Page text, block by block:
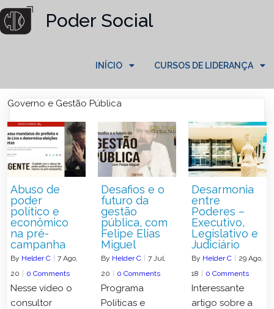
Poder Social
INÍCIO CURSOS DE LIDERANÇA
Governo e Gestão Pública
Abuso de
poder
político e
econômico
na pré-
campanha
By Helder C | 7 Ago,
20 | 0 Comments
Nesse vídeo o
consultor
Desafios e o
futuro da
gestão
pública, com
Felipe Elias
Miguel
By Helder C | 7 Jul,
20 | 0 Comments
Programa
Políticas e
Desarmonia
entre
Poderes –
Executivo,
Legislativo e
Judiciário
By Helder C | 29 Ago,
18 | 0 Comments
Interessante
artigo sobre a